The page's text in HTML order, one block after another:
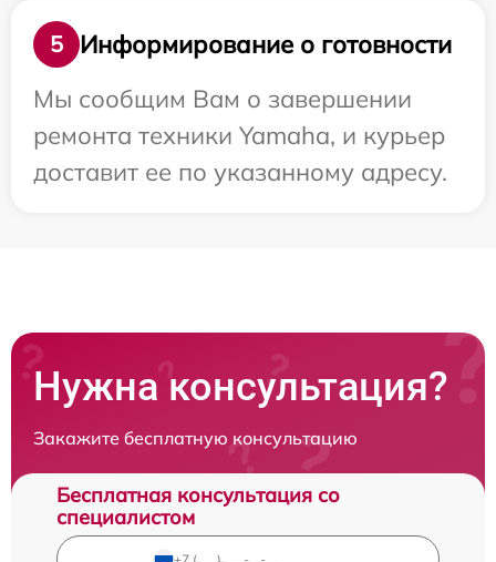
5
Информирование о готовности
Мы сообщим Вам о завершении
ремонта техники Yamaha, и курьер
доставит ее по указанному адресу.
Нужна консультация?
Закажите бесплатную консультацию
Бесплатная консультация со
специалистом